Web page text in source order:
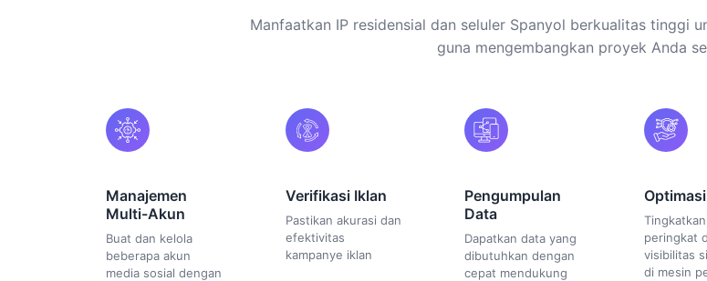
Manfaatkan IP residensial dan seluler Spanyol berkualitas tinggi
guna mengembangkan proyek Anda
Manajemen
Multi-Akun
Buat dan kelola
beberapa akun
media sosial dengan
Verifikasi Iklan
Pastikan akurasi dan
efektivitas
kampanye iklan
Pengumpulan
Data
Dapatkan data yang
dibutuhkan dengan
cepat mendukung
Tingkatkan
peringkat
visibilitas
di mesin